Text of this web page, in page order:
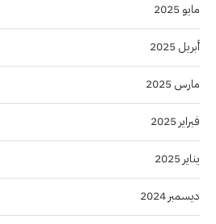
مايو 2025
أبريل 2025
مارس 2025
فبراير 2025
يناير 2025
ديسمبر 2024